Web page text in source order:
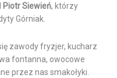
Piotr Siewień, którzy
Górniak.
zawody fryzjer, kucharz
fontanna, owocowe
przez nas smakołyki.